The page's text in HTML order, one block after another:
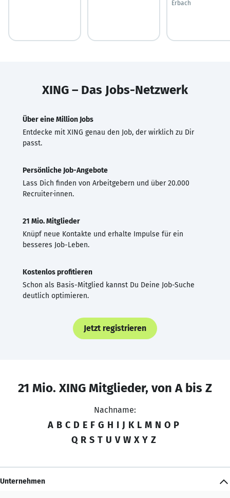
Erbach
XING – Das Jobs-Netzwerk
Über eine Million Jobs
Entdecke mit XING genau den Job, der wirklich zu Dir
passt.
Persönliche Job-Angebote
Lass Dich finden von Arbeitgebern und über 20.000
Recruiter·innen.
21 Mio. Mitglieder
Knüpf neue Kontakte und erhalte Impulse für ein
besseres Job-Leben.
Kostenlos profitieren
Schon als Basis-Mitglied kannst Du Deine Job-Suche
deutlich optimieren.
Jetzt registrieren
21 Mio. XING Mitglieder, von A bis Z
Nachname:
A B C D E F G H I J K L M N O P
Q R S T U V W X Y Z
Unternehmen